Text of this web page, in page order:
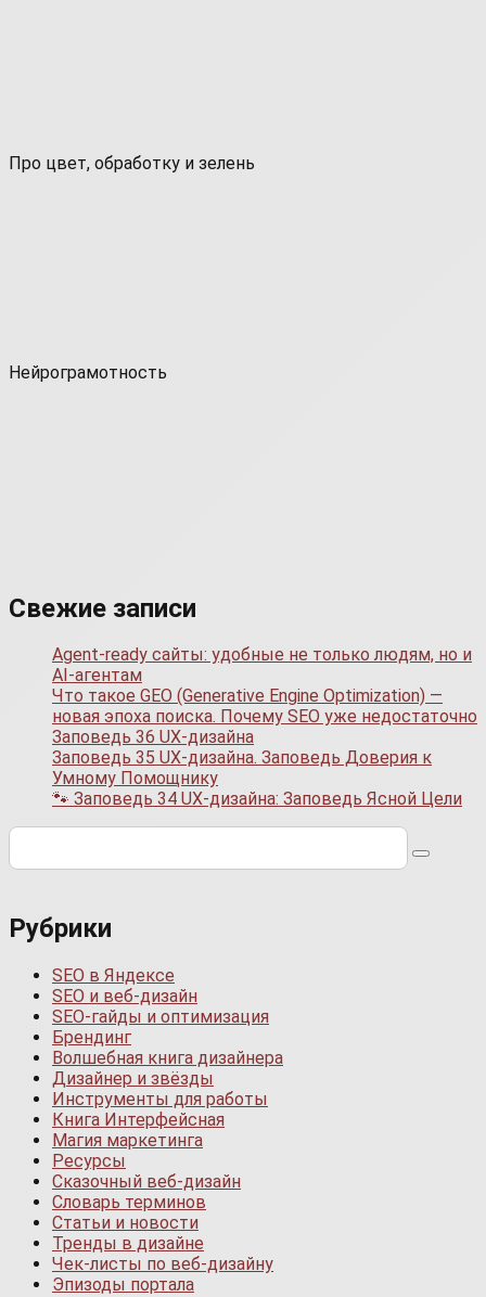
Про цвет, обработку и зелень
Нейрограмотность
Свежие записи
Agent-ready сайты: удобные не только людям, но и
AI-агентам
Что такое GEO (Generative Engine Optimization) —
новая эпоха поиска. Почему SEO уже недостаточно
Заповедь 36 UX-дизайна
Заповедь 35 UX-дизайна. Заповедь Доверия к
Умному Помощнику
🐾 Заповедь 34 UX-дизайна: Заповедь Ясной Цели
Поиск:
Рубрики
SEO в Яндексе
SEO и веб-дизайн
SEO-гайды и оптимизация
Брендинг
Волшебная книга дизайнера
Дизайнер и звёзды
Инструменты для работы
Книга Интерфейсная
Магия маркетинга
Ресурсы
Сказочный веб-дизайн
Словарь терминов
Статьи и новости
Тренды в дизайне
Чек-листы по веб-дизайну
Эпизоды портала